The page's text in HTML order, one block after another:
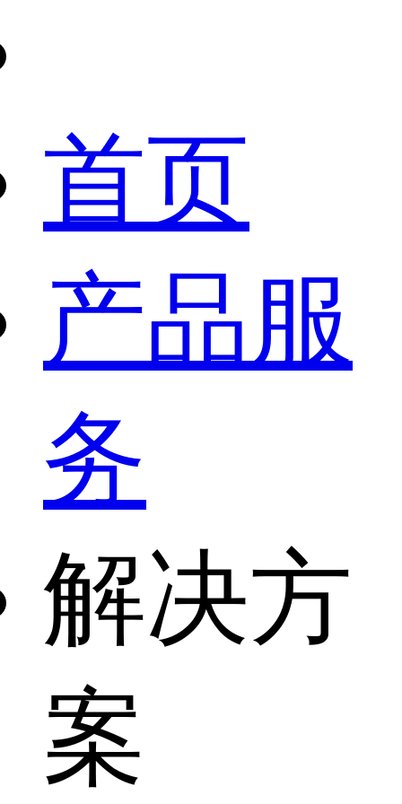
首页
产品服
务
解决方
案